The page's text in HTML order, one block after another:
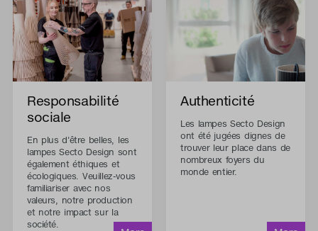
Responsabilité
sociale
En plus d'être belles, les
lampes Secto Design sont
également éthiques et
écologiques. Veuillez-vous
familiariser avec nos
valeurs, notre production
et notre impact sur la
société.
Authenticité
Les lampes Secto Design
ont été jugées dignes de
trouver leur place dans de
nombreux foyers du
monde entier.